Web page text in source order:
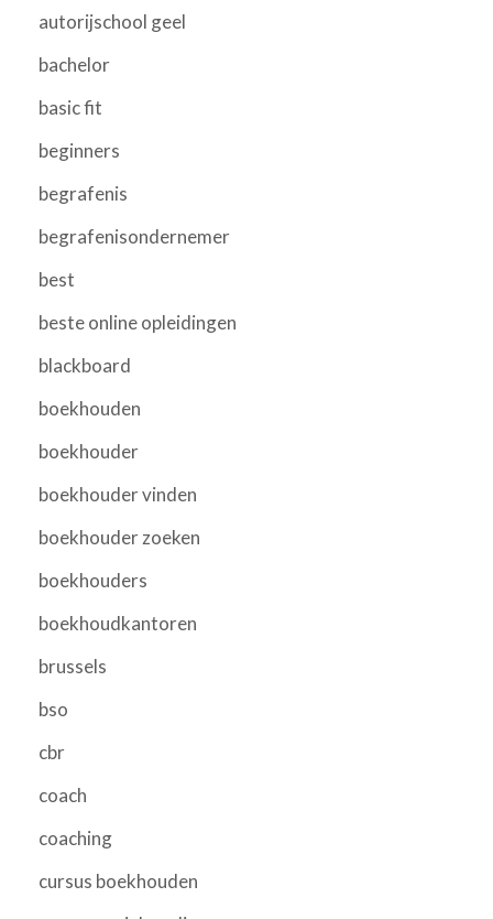
autorijschool geel
bachelor
basic fit
beginners
begrafenis
begrafenisondernemer
best
beste online opleidingen
blackboard
boekhouden
boekhouder
boekhouder vinden
boekhouder zoeken
boekhouders
boekhoudkantoren
brussels
bso
cbr
coach
coaching
cursus boekhouden